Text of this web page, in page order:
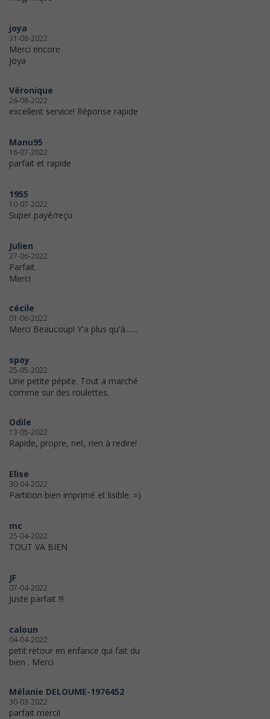
joya
31-08-2022
Merci encore
Joya
Véronique
26-08-2022
excellent service! Réponse rapide
Manu95
16-07-2022
parfait et rapide
1955
10-07-2022
Super payé/reçu
Julien
27-06-2022
Parfait.
Merci
cécile
01-06-2022
Merci Beaucoup! Y'a plus qu'à.......
spoy
25-05-2022
Une petite pépite. Tout a marché
comme sur des roulettes.
Odile
13-05-2022
Rapide, propre, net, rien à redire!
Elise
30-04-2022
Partition bien imprimé et lisible. =)
mc
25-04-2022
TOUT VA BIEN
JF
07-04-2022
Juste parfait !!!
caloun
04-04-2022
petit retour en enfance qui fait du
bien . Merci
Mélanie DELOUME-1976452
30-03-2022
parfait merci!